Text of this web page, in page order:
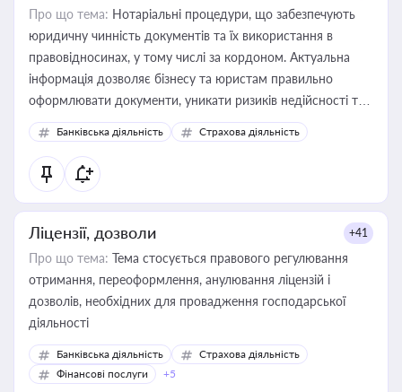
Про що тема: Нотаріальні процедури, що забезпечують
юридичну чинність документів та їх використання в
правовідносинах, у тому числі за кордоном. Актуальна
інформація дозволяє бізнесу та юристам правильно
оформлювати документи, уникати ризиків недійсності та
забезпечувати їх належне прийняття органами влади та
контрагентами
Банківська діяльність Страхова діяльність
Ліцензії, дозволи +41
Про що тема: Тема стосується правового регулювання
отримання, переоформлення, анулювання ліцензій і
дозволів, необхідних для провадження господарської
діяльності
Банківська діяльність
Страхова діяльність
Фінансові послуги
+5